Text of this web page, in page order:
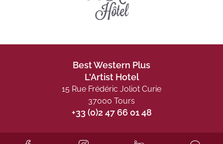
Best Western Plus
L'Artist Hotel
15 Rue Frédéric Joliot Curie
37000 Tours
+33 (0)2 47 66 01 48